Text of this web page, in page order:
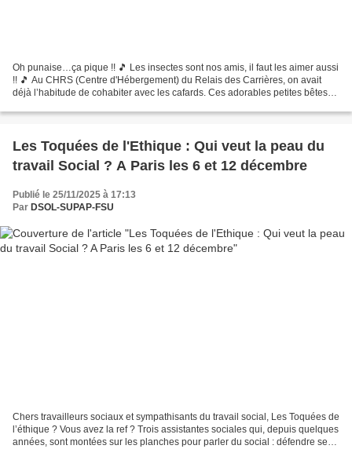
Oh punaise…ça pique !! 🎵 Les insectes sont nos amis, il faut les aimer aussi
!! 🎵 Au CHRS (Centre d'Hébergement) du Relais des Carrières, on avait
déjà l’habitude de cohabiter avec les cafards. Ces adorables petites bêtes
Les Toquées de l'Ethique : Qui veut la peau du
travail Social ? A Paris les 6 et 12 décembre
Publié le 25/11/2025 à 17:13
Par DSOL-SUPAP-FSU
Chers travailleurs sociaux et sympathisants du travail social, Les Toquées de
l’éthique ? Vous avez la ref ? Trois assistantes sociales qui, depuis quelques
années, sont montées sur les planches pour parler du social : défendre ses